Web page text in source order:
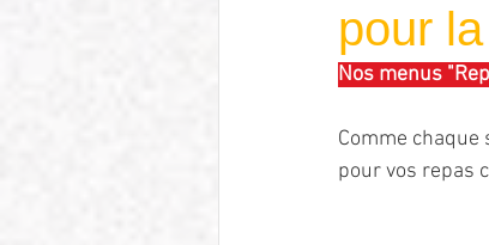
pour
Nos menus
Comme
pour vos repas